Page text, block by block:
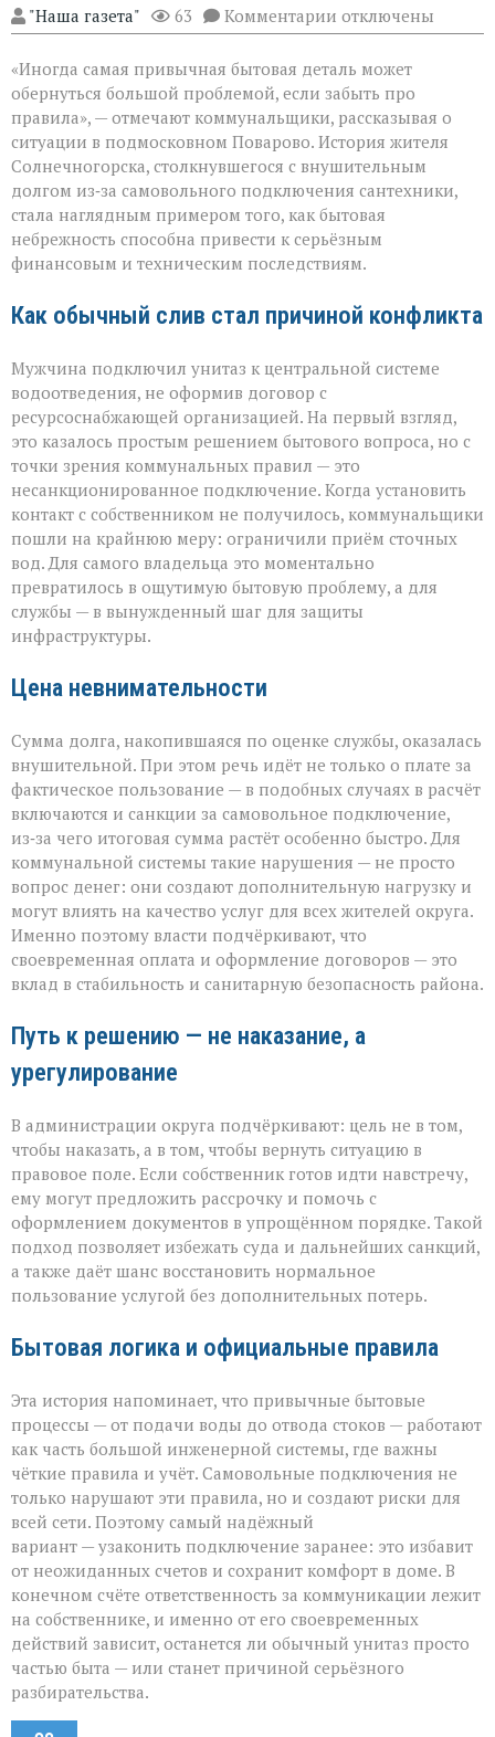
"Наша газета" 63 Комментарии к
записи
как
повод
долга:
коммунальная
история
с
серьёзным
финалом»
отключены
«Иногда самая привычная бытовая деталь может
обернуться большой проблемой, если забыть про
правила», — отмечают коммунальщики, рассказывая о
ситуации в подмосковном Поварово. История жителя
Солнечногорска, столкнувшегося с внушительным
долгом из‑за самовольного подключения сантехники,
стала наглядным примером того, как бытовая
небрежность способна привести к серьёзным
финансовым и техническим последствиям.
Как обычный слив стал причиной конфликта
Мужчина подключил унитаз к центральной системе
водоотведения, не оформив договор с
ресурсоснабжающей организацией. На первый взгляд,
это казалось простым решением бытового вопроса, но с
точки зрения коммунальных правил — это
несанкционированное подключение. Когда установить
контакт с собственником не получилось, коммунальщики
пошли на крайнюю меру: ограничили приём сточных
вод. Для самого владельца это моментально
превратилось в ощутимую бытовую проблему, а для
службы — в вынужденный шаг для защиты
инфраструктуры.
Цена невнимательности
Сумма долга, накопившаяся по оценке службы, оказалась
внушительной. При этом речь идёт не только о плате за
фактическое пользование — в подобных случаях в расчёт
включаются и санкции за самовольное подключение,
из‑за чего итоговая сумма растёт особенно быстро. Для
коммунальной системы такие нарушения — не просто
вопрос денег: они создают дополнительную нагрузку и
могут влиять на качество услуг для всех жителей округа.
Именно поэтому власти подчёркивают, что
своевременная оплата и оформление договоров — это
вклад в стабильность и санитарную безопасность района.
Путь к решению — не наказание, а
урегулирование
В администрации округа подчёркивают: цель не в том,
чтобы наказать, а в том, чтобы вернуть ситуацию в
правовое поле. Если собственник готов идти навстречу,
ему могут предложить рассрочку и помочь с
оформлением документов в упрощённом порядке. Такой
подход позволяет избежать суда и дальнейших санкций,
а также даёт шанс восстановить нормальное
пользование услугой без дополнительных потерь.
Бытовая логика и официальные правила
Эта история напоминает, что привычные бытовые
процессы — от подачи воды до отвода стоков — работают
как часть большой инженерной системы, где важны
чёткие правила и учёт. Самовольные подключения не
только нарушают эти правила, но и создают риски для
всей сети. Поэтому самый надёжный
вариант — узаконить подключение заранее: это избавит
от неожиданных счетов и сохранит комфорт в доме. В
конечном счёте ответственность за коммуникации лежит
на собственнике, и именно от его своевременных
действий зависит, останется ли обычный унитаз просто
частью быта — или станет причиной серьёзного
разбирательства.